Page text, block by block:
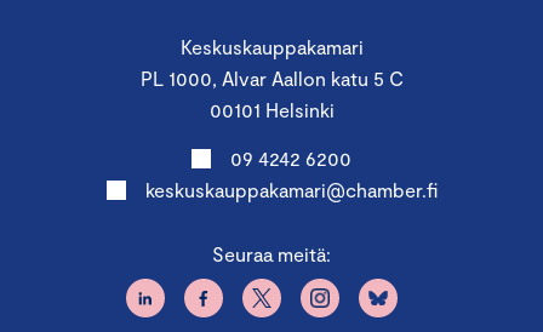
Keskuskauppakamari
PL 1000, Alvar Aallon katu 5 C
00101 Helsinki
09 4242 6200
keskuskauppakamari@chamber.fi
Seuraa meitä: